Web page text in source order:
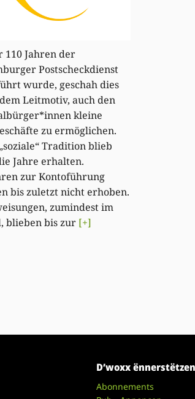
110 Jahren der
Postscheckdienst
wurde, geschah dies
Leitmotiv, auch den
kleine
zu ermöglichen.
Tradition blieb
Jahre erhalten.
zur Kontoführung
bis zuletzt nicht erhoben.
zumindest im
blieben bis zur [+]
D’woxx ënnerstëtzen
Abonnements